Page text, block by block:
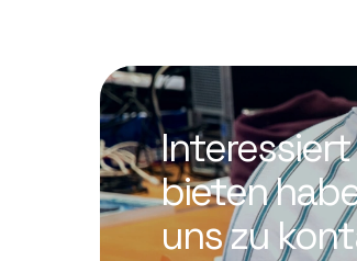
Interessiert
bieten
uns zu